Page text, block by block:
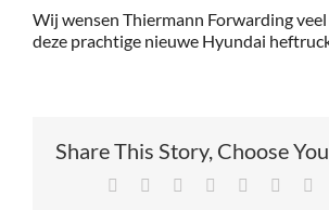
Wij wensen Thiermann Forwarding
deze prachtige nieuwe Hyundai
Share This Story, Choose
Facebook Reddit LinkedIn
Tumblr